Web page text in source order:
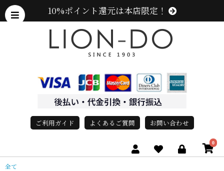
10%ポイント還元は本店限定！
ご利用ガイド よくあるご質問 お問い合わせ
0
全て